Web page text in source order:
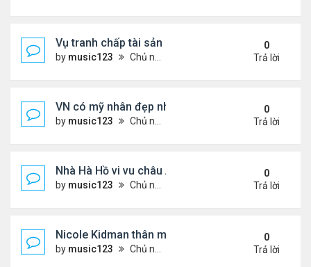
Vụ tranh chấp tài sản của dv Đức Tiến
by music123 Chủ nhật Tháng 7 26, 2026 4:52 pm
0
Trả lời
VN có mỹ nhân đẹp như búp bê bỏ showbiz lấy
by music123 Chủ nhật Tháng 7 26, 2026 4:49 pm
0
Trả lời
Nhà Hà Hồ vi vu châu Âu
by music123 Chủ nhật Tháng 7 26, 2026 4:40 pm
0
Trả lời
Nicole Kidman thân mật bên bf doanh nhân
by music123 Chủ nhật Tháng 7 26, 2026 4:34 pm
0
Trả lời